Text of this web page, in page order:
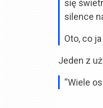
się
silence
Oto, co
Jeden z
“Wiele